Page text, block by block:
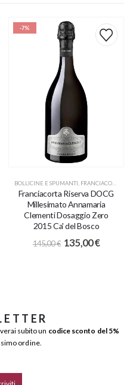
-7%
BOLLICINE E SPUMANTI FRANCIACORTA
Franciacorta Riserva DOCG
Millesimato Annamaria
Clementi Dosaggio Zero
2015 Ca' del Bosco
145,00€ 135,00€
subito un codice sconto del 5%
ordine.